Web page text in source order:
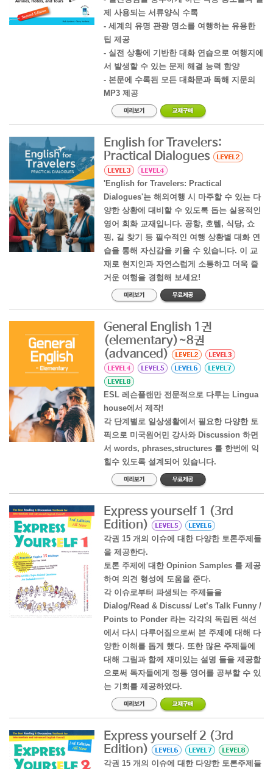
제 사용되는 서류양식 수록
- 세계의 유명 관광 명소를 여행하는 유용한
팁 제공
- 실전 상황에 기반한 대화 연습으로 여행지에
서 발생할 수 있는 문제 해결 능력 함양
- 본문에 수록된 모든 대화문과 독해 지문의
MP3 제공
English for Travelers:
Practical Dialogues
'English for Travelers: Practical
Dialogues'는 해외여행 시 마주할 수 있는 다
양한 상황에 대비할 수 있도록 돕는 실용적인
영어 회화 교재입니다. 공항, 호텔, 식당, 쇼
핑, 길 찾기 등 필수적인 여행 상황별 대화 연
습을 통해 자신감을 키울 수 있습니다. 이 교
재로 현지인과 자연스럽게 소통하고 더욱 즐
거운 여행을 경험해 보세요!
General English 1권
(elementary)~8권
(advanced)
ESL 레슨플랜만 전문적으로 다루는 Lingua
house에서 제작!
각 단계별로 일상생활에서 필요한 다양한 토
픽으로 미국원어민 강사와 Discussion 하면
서 words, phrases,structures 를 한번에 익
힐수 있도록 설계되어 있습니다.
Express yourself 1 (3rd
Edition)
각권 15 개의 이슈에 대한 다양한 토론주제들
을 제공한다.
토론 주제에 대한 Opinion Samples 를 제공
하여 의견 형성에 도움을 준다.
각 이슈로부터 파생되는 주제들을
Dialog/Read & Discuss/ Let’s Talk Funny /
Points to Ponder 라는 각각의 독립된 색션
에서 다시 다루어짐으로써 본 주제에 대해 다
양한 이해를 돕게 했다. 또한 많은 주제들에
대해 그림과 함께 재미있는 설명 들을 제공함
으로써 독자들에게 정통 영어를 공부할 수 있
는 기회를 제공하였다.
Express yourself 2 (3rd
Edition)
각권 15 개의 이슈에 대한 다양한 토론주제들